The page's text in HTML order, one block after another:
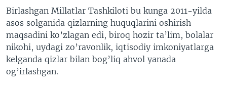
Birlashgan Millatlar Tashkiloti bu kunga 2011-yilda
asos solganida qizlarning huquqlarini oshirish
maqsadini ko’zlagan edi, biroq hozir ta’lim, bolalar
nikohi, uydagi zo’ravonlik, iqtisodiy imkoniyatlarga
kelganda qizlar bilan bog’liq ahvol yanada
og’irlashgan.